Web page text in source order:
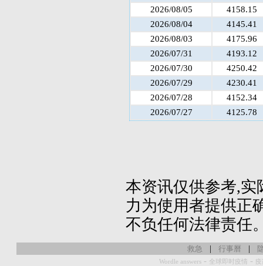
2026/08/05
4158.15
2026/08/04
4145.41
2026/08/03
4175.96
2026/07/31
4193.12
2026/07/30
4250.42
2026/07/29
4230.41
2026/07/28
4152.34
2026/07/27
4125.78
本资讯仅供参考,实
力为使用者提供正
不负任何法律责任
救急 | 行事曆 |
Wordle answers - 全球即时疫情 -